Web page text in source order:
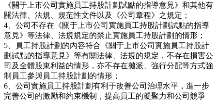
《關于上市公司實施員工持股計劃試點的指導意見》和其他有
關法律、法規、規范性文件以及《公司章程》之規定；
4、公司不存在《關于上市公司實施員工持股計劃試點的指導
意見》等法律、法規規定的禁止實施員工持股計劃的情形；
5、員工持股計劃的內容符合《關于上市公司實施員工持股計
劃試點的指導意見》等有關法律、法規的規定，不存在損害公
司及全體股東利益的情形，亦不存在攤派、強行分配等方式強
制員工參與員工持股計劃的情形；
6、公司實施員工持股計劃有利于改善公司治理水平，進一步
完善公司的激勵和約束機制，提高員工的凝聚力和公司競爭